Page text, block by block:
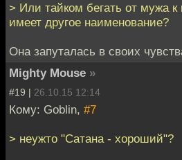
> Или тайком бегать от мужа к
имеет другое наименование?
Она запуталась в своих
Mighty Mouse »
#19 | 26.10.15 12:14
Кому: Goblin, #7
> неужто "Сатана - хороший"?